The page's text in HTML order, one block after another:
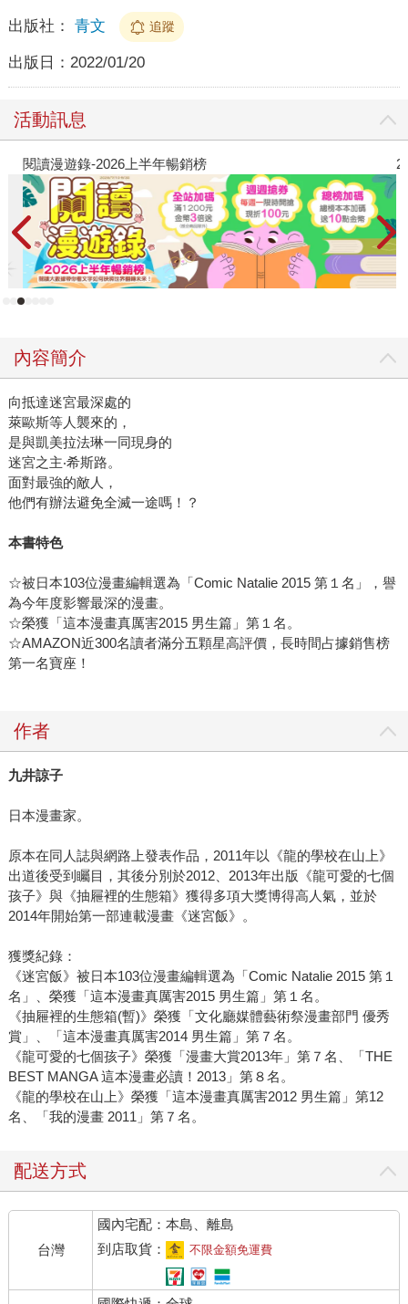
出版社： 青文 追蹤
出版日： 2022/01/20
活動訊息
閱讀漫遊錄-2026上半年暢銷榜
內容簡介
向抵達迷宮最深處的
萊歐斯等人襲來的，
是與凱美拉法琳一同現身的
迷宮之主‧希斯路。
面對最強的敵人，
他們有辦法避免全滅一途嗎！？
本書特色
☆被日本103位漫畫編輯選為「Comic Natalie 2015 第１名」，譽
為今年度影響最深的漫畫。
☆榮獲「這本漫畫真厲害2015 男生篇」第１名。
☆AMAZON近300名讀者滿分五顆星高評價，長時間占據銷售榜
第一名寶座！
作者
九井諒子
日本漫畫家。
原本在同人誌與網路上發表作品，2011年以《龍的學校在山上》
出道後受到矚目，其後分別於2012、2013年出版《龍可愛的七個
孩子》與《抽屜裡的生態箱》獲得多項大獎博得高人氣，並於
2014年開始第一部連載漫畫《迷宮飯》。
獲獎紀錄：
《迷宮飯》被日本103位漫畫編輯選為「Comic Natalie 2015 第１
名」、榮獲「這本漫畫真厲害2015 男生篇」第１名。
《抽屜裡的生態箱(暫)》榮獲「文化廳媒體藝術祭漫畫部門 優秀
賞」、「這本漫畫真厲害2014 男生篇」第７名。
《龍可愛的七個孩子》榮獲「漫畫大賞2013年」第７名、「THE
BEST MANGA 這本漫畫必讀！2013」第８名。
《龍的學校在山上》榮獲「這本漫畫真厲害2012 男生篇」第12
名、「我的漫畫 2011」第７名。
配送方式
台灣
國內宅配：本島、離島
到店取貨：
不限金額免運費